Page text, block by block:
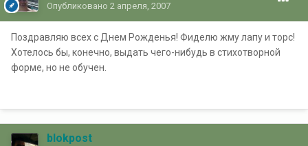
Опубликовано 2 апреля, 2007
Поздравляю всех с Днем Рожденья! Фиделю жму лапу и торс!
Хотелось бы, конечно, выдать чего-нибудь в стихотворной
форме, но не обучен.
blokpost